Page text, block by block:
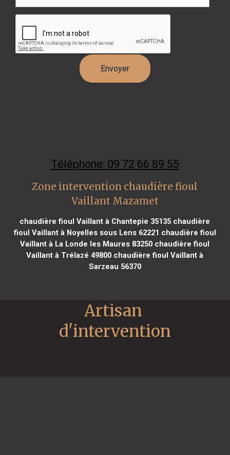
Téléphone: 09 72 66 89 55
Zone intervention chaudière fioul
Vaillant Mazamet
chaudière fioul Vaillant à Chantepie 35135 chaudière
fioul Vaillant à Noyelles sous Lens 62221 chaudière fioul
Vaillant à La Londe les Maures 83250 chaudière fioul
Vaillant à Trélazé 49800 chaudière fioul Vaillant à
Sarzeau 56370
Artisan
d'intervention